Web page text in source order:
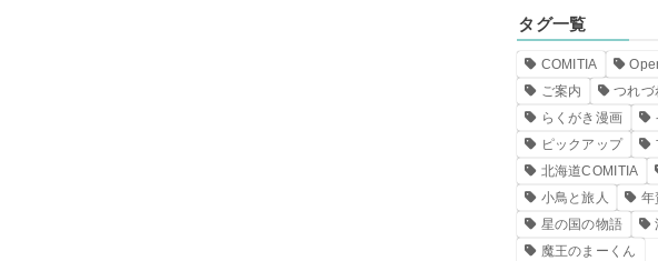
タグ一覧
COMITIA
ご案内
つれづ
らくがき漫画
ピックアップ
北海道COMITIA
小鳥と旅人
年
星の国の物語
魔王のまーくん